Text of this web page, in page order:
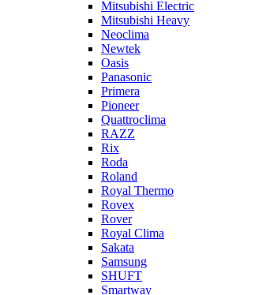
Mitsubishi Electric
Mitsubishi Heavy
Neoclima
Newtek
Oasis
Panasonic
Primera
Pioneer
Quattroclima
RAZZ
Rix
Roda
Roland
Royal Thermo
Rovex
Rover
Royal Clima
Sakata
Samsung
SHUFT
Smartway